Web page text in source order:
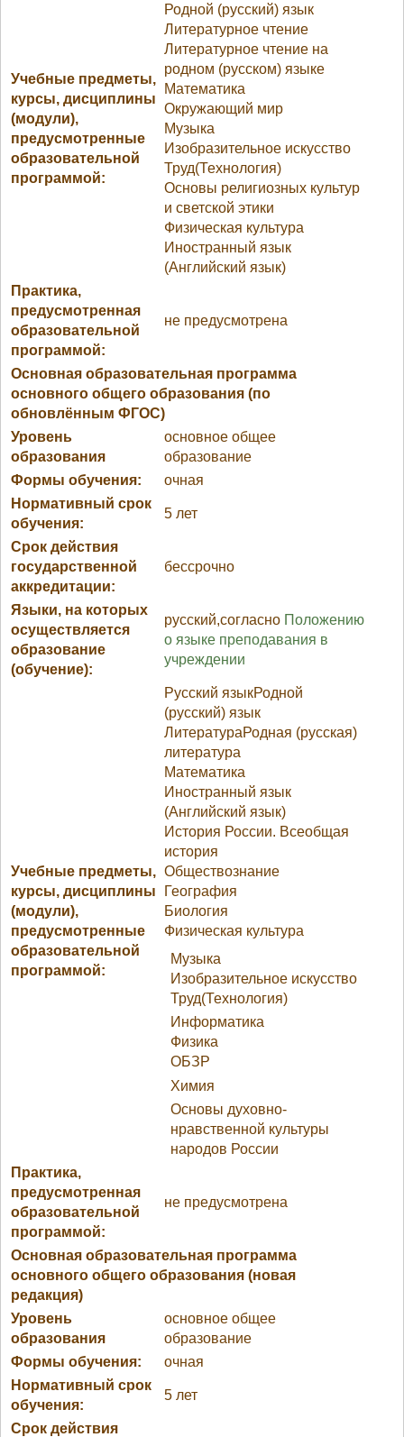
Учебные предметы,
курсы, дисциплины
(модули),
предусмотренные
образовательной
программой:
Родной (русский) язык
Литературное чтение
Литературное чтение на
родном (русском) языке
Математика
Окружающий мир
Музыка
Изобразительное искусство
Труд(Технология)
Основы религиозных культур
и светской этики
Физическая культура
Иностранный язык
(Английский язык)
Практика,
предусмотренная
образовательной
программой:
не предусмотрена
Основная образовательная программа
основного общего образования (по
обновлённым ФГОС)
Уровень
образования
основное общее
образование
Формы обучения:
очная
Нормативный срок
обучения:
5 лет
Срок действия
государственной
аккредитации:
бессрочно
Языки, на которых
осуществляется
образование
(обучение):
русский,согласно Положению
о языке преподавания в
учреждении
Учебные предметы,
курсы, дисциплины
(модули),
предусмотренные
образовательной
программой:
Русский языкРодной
(русский) язык
ЛитератураРодная (русская)
литература
Математика
Иностранный язык
(Английский язык)
История России. Всеобщая
история
Обществознание
География
Биология
Физическая культура
Музыка
Изобразительное искусство
Труд(Технология)
Информатика
Физика
ОБЗР
Химия
Основы духовно-
нравственной культуры
народов России
Практика,
предусмотренная
образовательной
программой:
не предусмотрена
Основная образовательная программа
основного общего образования (новая
редакция)
Уровень
образования
основное общее
образование
Формы обучения:
очная
Нормативный срок
обучения:
5 лет
Срок действия